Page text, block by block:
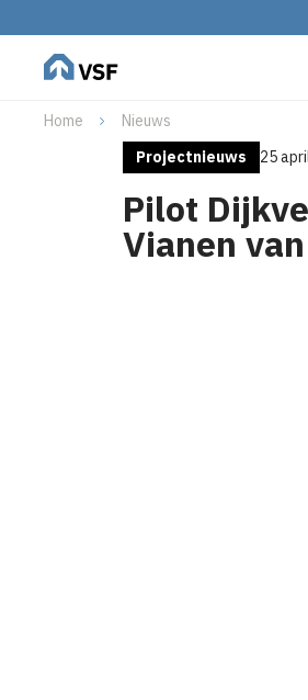
Home
Nieuws
Projectnieuws
25
Pilot
Vianen